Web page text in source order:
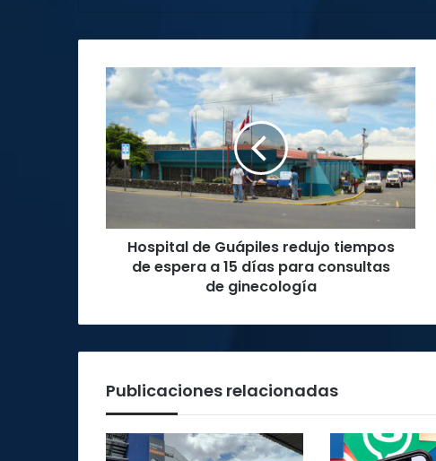
Hospital
de
Guápiles
redujo
tiempos
de
espera
15
ginecología
Hospital de Guápiles redujo tiempos
de espera a 15 días para consultas
de ginecología
Publicaciones relacionadas